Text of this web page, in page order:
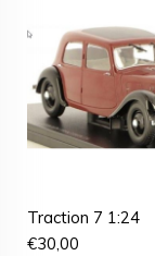
Traction 7 1:24
€30,00